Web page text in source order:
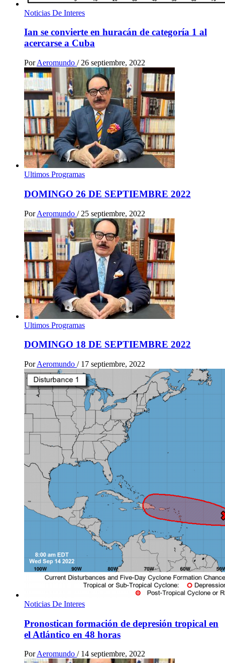
Noticias De Interes
Ian se convierte en huracán de categoría 1 al
acercarse a Cuba
Por Aeromundo / 26 septiembre, 2022
Ultimos Programas
DOMINGO 26 DE SEPTIEMBRE 2022
Por Aeromundo / 25 septiembre, 2022
Ultimos Programas
DOMINGO 18 DE SEPTIEMBRE 2022
Por Aeromundo / 17 septiembre, 2022
Noticias De Interes
Pronostican formación de depresión tropical en
el Atlántico en 48 horas
PorAeromundo / 14 septiembre, 2022